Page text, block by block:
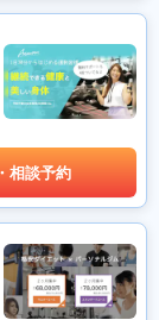
相談予約